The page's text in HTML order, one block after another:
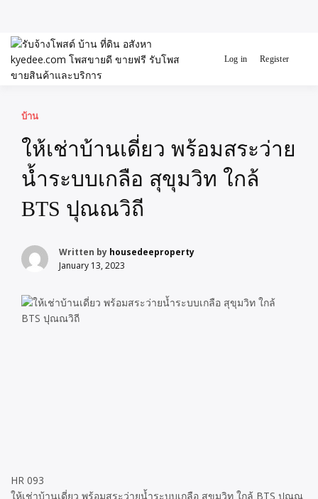
Skip
content
kyedee.com โพส
ขายดี ขายฟรี รับ
ขายดี โพสประกาศขายสินค้า
Log in Register
บ้าน
ให้เช่าบ้านเดี่ยว พร้อมสระว่าย
น้ำระบบเกลือ สุขุมวิท ใกล้
BTS ปุณณวิถี
Written by housedeeproperty
January 13, 2023
HR 093
ให้เช่าบ้านเดี่ยว พร้อมสระว่ายน้ำระบบเกลือ สุขุมวิท ใกล้ BTS ปุณณ